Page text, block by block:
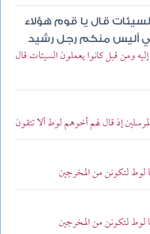
قال يا قوم هؤلاء
أليس منكم رجل رشيد
ومن قبل كانوا يعملون السيئات قال
إذ قال لهم أخوهم لوط ألا تتقون
لوط لتكونن من المخرجين
لوط لتكونن من المخرجين